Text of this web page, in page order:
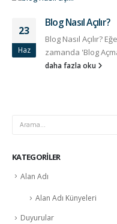
23
Haz
Blog Nasıl Açılır?
Blog Nasıl Açılır?
zamanda 'Blog
daha fazla oku
KATEGORILER
Alan Adı
Alan Adı Künyeleri
Duyurular